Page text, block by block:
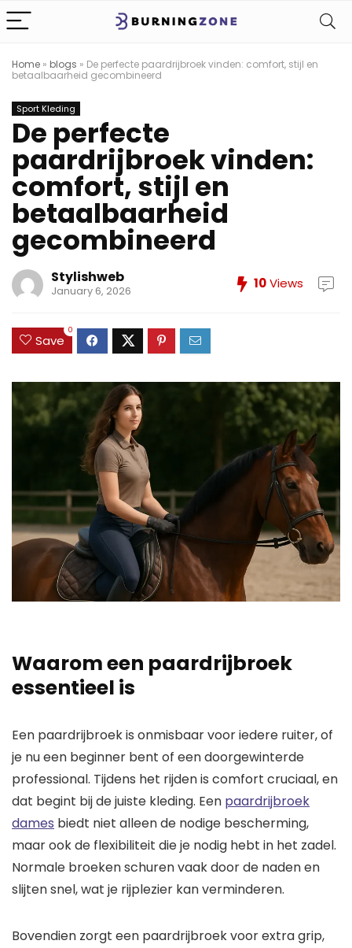
Home » blogs » De perfecte paardrijbroek vinden: comfort, stijl en
betaalbaarheid gecombineerd
Sport Kleding
De perfecte
paardrijbroek vinden:
comfort, stijl en
betaalbaarheid
gecombineerd
Stylishweb
January 6, 2026 10Views
Save
0
Waarom een paardrijbroek
essentieel is
Een paardrijbroek is onmisbaar voor iedere ruiter, of
je nu een beginner bent of een doorgewinterde
professional. Tijdens het rijden is comfort cruciaal, en
dat begint bij de juiste kleding. Een paardrijbroek
dames biedt niet alleen de nodige bescherming,
maar ook de flexibiliteit die je nodig hebt in het zadel.
Normale broeken schuren vaak door de naden en
slijten snel, wat je rijplezier kan verminderen.
Bovendien zorgt een paardrijbroek voor extra grip,